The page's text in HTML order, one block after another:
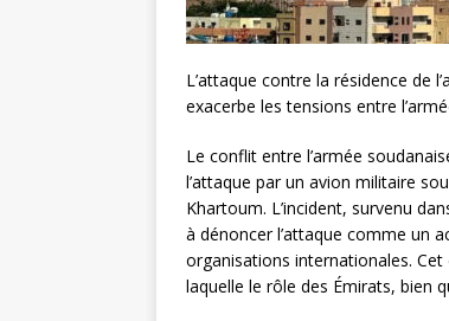
L’attaque contre la résidence de
exacerbe les tensions entre
Le conflit entre l’armée
l’attaque par un avion militaire
Khartoum. L’incident, survenu
à dénoncer l’attaque comme un
organisations internationales. Cet
laquelle le rôle des Émirats, bien